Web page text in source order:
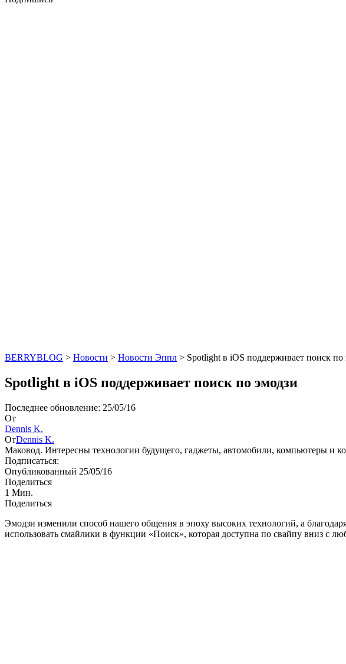
BERRYBLOG > Новости > Новости Эппл > Spotlight в iOS поддерживает поиск по
Spotlight в iOS поддерживает поиск по эмодзи
Последнее обновление: 25/05/16
От
Dennis K.
ОтDennis K.
Маковод. Интересны технологии будущего, гаджеты, автомобили, компьютеры и
Подписаться:
Опубликованный 25/05/16
Поделиться
1 Мин.
Поделиться
Эмодзи изменили способ нашего общения в эпоху высоких технологий, а
использовать смайлики в функции «Поиск», которая доступна по свайпу вниз с